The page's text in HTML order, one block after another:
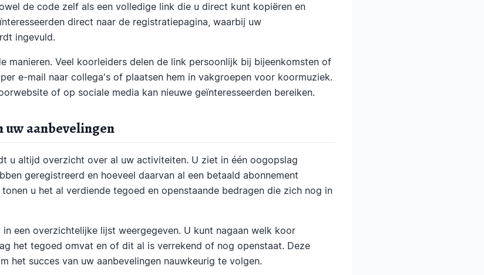
de code zelf als een volledige link die u direct kunt kopiëren en
direct naar de registratiepagina, waarbij uw
ingevuld.
manieren. Veel koorleiders delen de link persoonlijk bij bijeenkomsten of
e-mail naar collega's of plaatsen hem in vakgroepen voor koormuziek.
of op sociale media kan nieuwe geïnteresseerden bereiken.
aanbevelingen
u altijd overzicht over al uw activiteiten. U ziet in één oogopslag
geregistreerd en hoeveel daarvan al een betaald abonnement
u het al verdiende tegoed en openstaande bedragen die zich nog in
een overzichtelijke lijst weergegeven. U kunt nagaan welk koor
het tegoed omvat en of dit al is verrekend of nog openstaat. Deze
het succes van uw aanbevelingen nauwkeurig te volgen.